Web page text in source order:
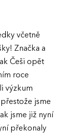
včetně
Značka a
Češi opět
roce
výzkum
jsme
jsme již nyní
překonaly